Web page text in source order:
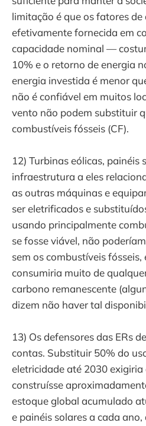
limitação é que os fatores
efetivamente fornecida em
capacidade nominal —
10% e o retorno de energia
energia investida é menor
não é confiável em muitos
vento não podem substituir
combustíveis fósseis (CF).
12) Turbinas eólicas, painéis
infraestrutura a eles
as outras máquinas e
ser eletrificados e
usando principalmente
se fosse viável, não
sem os combustíveis fósseis,
consumiria muito de
carbono remanescente
dizem não haver tal
13) Os defensores das ERs
contas. Substituir 50% do
eletricidade até 2030 exigiria
construísse
estoque global acumulado
e painéis solares a cada